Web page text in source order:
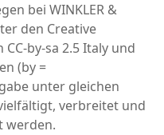
bei WINKLER &
den Creative
by-sa 2.5 Italy und
(by =
unter gleichen
verbreitet und
werden.